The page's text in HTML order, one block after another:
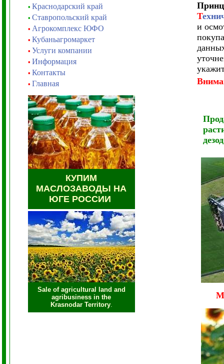
• Краснодарский край
• Ставропольский край
• Агрокомплекс ЮФО
• Кубаньагромаркет
• Услуги компании
• Информация
• Контакты
• Главная
КУПИМ
МАСЛОЗАВОДЫ НА
ЮГЕ РОССИИ
Sale of agricultural land and
agribusiness in the
Krasnodar Territory.
Т
и
М